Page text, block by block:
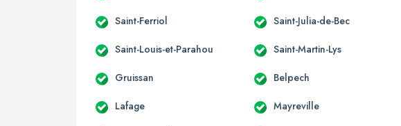
Saint-Ferriol Saint-Julia-de-Bec
Saint-Louis-et-Parahou Saint-Martin-Lys
Gruissan Belpech
Lafage Mayreville